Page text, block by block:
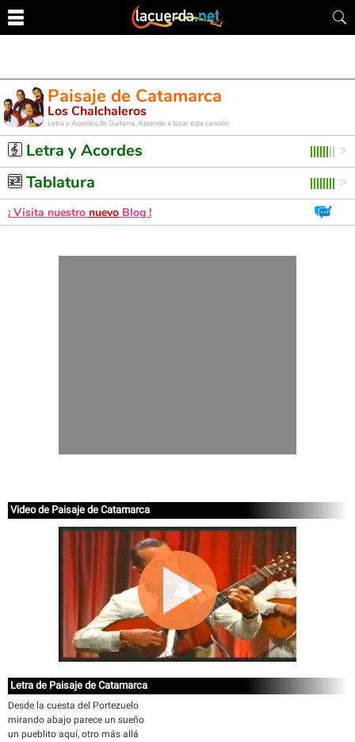
Paisaje de Catamarca
Los Chalchaleros
Letra y Acordes de Guitarra. Aprende a tocar esta canción
Letra y Acordes
Tablatura
¡ Visita nuestro nuevo Blog !
Video de Paisaje de Catamarca
Letra de Paisaje de Catamarca
Desde la cuesta del Portezuelo
mirando abajo parece un sueño
un pueblito aquí, otro más allá